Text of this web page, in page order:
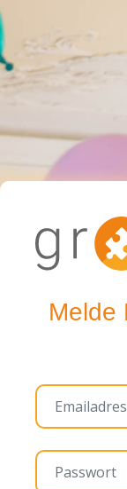
Melde